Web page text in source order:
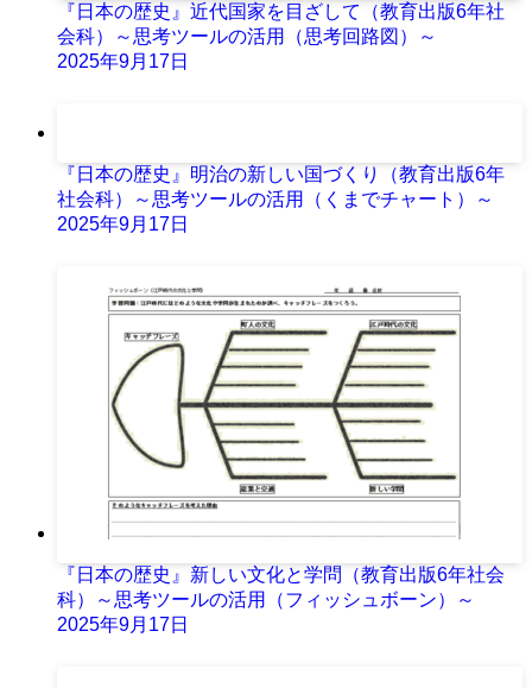
『日本の歴史』近代国家を目ざして（教育出版6年社
会科）～思考ツールの活用（思考回路図）～
2025年9月17日
『日本の歴史』明治の新しい国づくり（教育出版6年
社会科）～思考ツールの活用（くまでチャート）～
2025年9月17日
『日本の歴史』新しい文化と学問（教育出版6年社会
科）～思考ツールの活用（フィッシュボーン）～
2025年9月17日